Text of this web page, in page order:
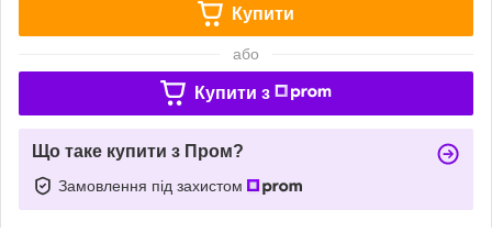
Купити
або
Купити з
Що таке купити з Пром?
Замовлення під захистом